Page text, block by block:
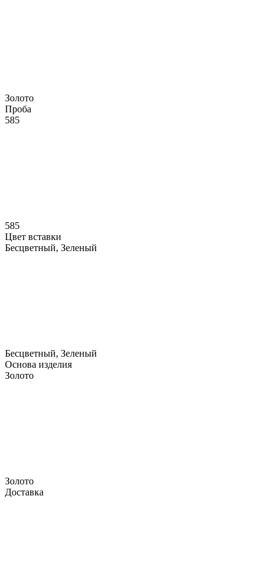
Золото
Проба
585
585
Цвет вставки
Бесцветный, Зеленый
Бесцветный, Зеленый
Основа изделия
Золото
Золото
Доставка